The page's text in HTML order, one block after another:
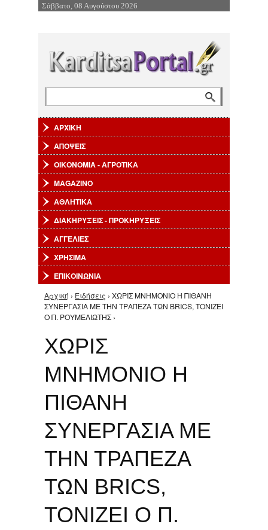
Επιστροφή στην Πλοήγηση
Σάββατο, 08 Αυγούστου 2026
ΑΡΧΙΚΗ
ΑΠΟΨΕΙΣ
ΟΙΚΟΝΟΜΙΑ - ΑΓΡΟΤΙΚΑ
MAGAZINO
ΑΘΛΗΤΙΚΑ
ΔΙΑΚΗΡΥΞΕΙΣ - ΠΡΟΚΗΡΥΞΕΙΣ
ΑΓΓΕΛΙΕΣ
ΧΡΗΣΙΜΑ
ΕΠΙΚΟΙΝΩΝΙΑ
Είστε εδώ
Αρχική › Ειδήσεις › ΧΩΡΙΣ ΜΝΗΜΟΝΙΟ Η ΠΙΘΑΝΗ
ΣΥΝΕΡΓΑΣΙΑ ΜΕ ΤΗΝ ΤΡΑΠΕΖΑ ΤΩΝ BRICS, ΤΟΝΙΖΕΙ
Ο Π. ΡΟΥΜΕΛΙΩΤΗΣ ›
ΧΩΡΙΣ
ΜΝΗΜΟΝΙΟ Η
ΠΙΘΑΝΗ
ΣΥΝΕΡΓΑΣΙΑ ΜΕ
ΤΗΝ ΤΡΑΠΕΖΑ
ΤΩΝ BRICS,
ΤΟΝΙΖΕΙ Ο Π.